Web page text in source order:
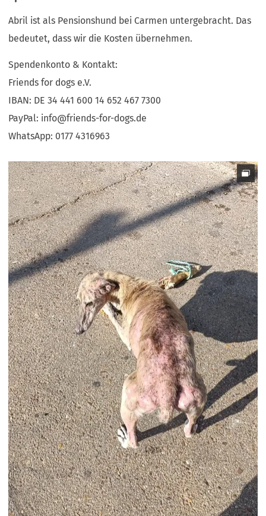
Abril ist als Pensionshund bei Carmen untergebracht. Das
bedeutet, dass wir die Kosten übernehmen.
Spendenkonto & Kontakt:
Friends for dogs e.V.
IBAN: DE 34 441 600 14 652 467 7300
PayPal: info friends-for-dogs de
WhatsApp: 0177 4316963